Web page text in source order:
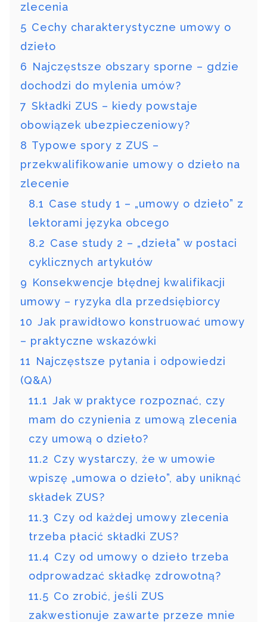
zlecenia
5 Cechy charakterystyczne umowy o
dzieło
6 Najczęstsze obszary sporne – gdzie
dochodzi do mylenia umów?
7 Składki ZUS – kiedy powstaje
obowiązek ubezpieczeniowy?
8 Typowe spory z ZUS –
przekwalifikowanie umowy o dzieło na
zlecenie
8.1 Case study 1 – „umowy o dzieło” z
lektorami języka obcego
8.2 Case study 2 – „dzieła” w postaci
cyklicznych artykułów
9 Konsekwencje błędnej kwalifikacji
umowy – ryzyka dla przedsiębiorcy
10 Jak prawidłowo konstruować umowy
– praktyczne wskazówki
11 Najczęstsze pytania i odpowiedzi
(Q&A)
11.1 Jak w praktyce rozpoznać, czy
mam do czynienia z umową zlecenia
czy umową o dzieło?
11.2 Czy wystarczy, że w umowie
wpiszę „umowa o dzieło”, aby uniknąć
składek ZUS?
11.3 Czy od każdej umowy zlecenia
trzeba płacić składki ZUS?
11.4 Czy od umowy o dzieło trzeba
odprowadzać składkę zdrowotną?
11.5 Co zrobić, jeśli ZUS
zakwestionuje zawarte przeze mnie